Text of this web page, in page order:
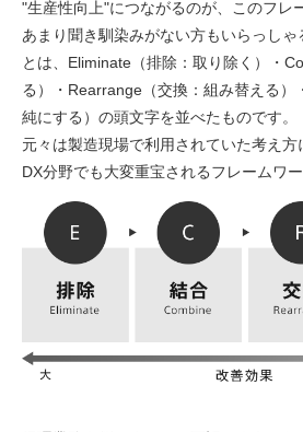
"生産性向上"につながるのが、このフレ
あまり聞き馴染みがない方もいらっし
とは、Eliminate（排除：取り除く）・
る）・Rearrange（交換：組み替える）
純にする）の頭文字を並べたものです。
元々は製造現場で利用されていた考え
DX分野でも大変重宝されるフレームワー